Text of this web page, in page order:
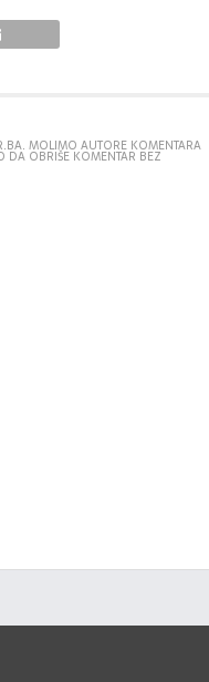
MOLIMO AUTORE KOMENTARA
OBRIŠE KOMENTAR BEZ